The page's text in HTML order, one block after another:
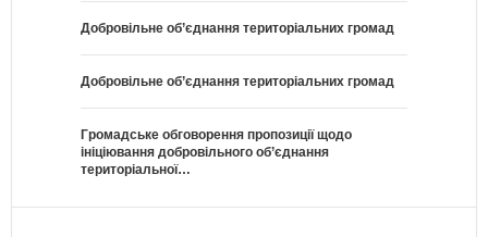
Добровільне об’єднання територіальних громад
Добровільне об’єднання територіальних громад
Громадське обговорення пропозиції щодо
ініціювання добровільного об’єднання
територіальної…